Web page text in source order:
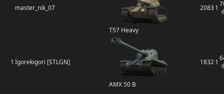
master_nik_07
T57 Heavy
20831
1 Igorekigori [STLGN]
AMX 50 B
18321